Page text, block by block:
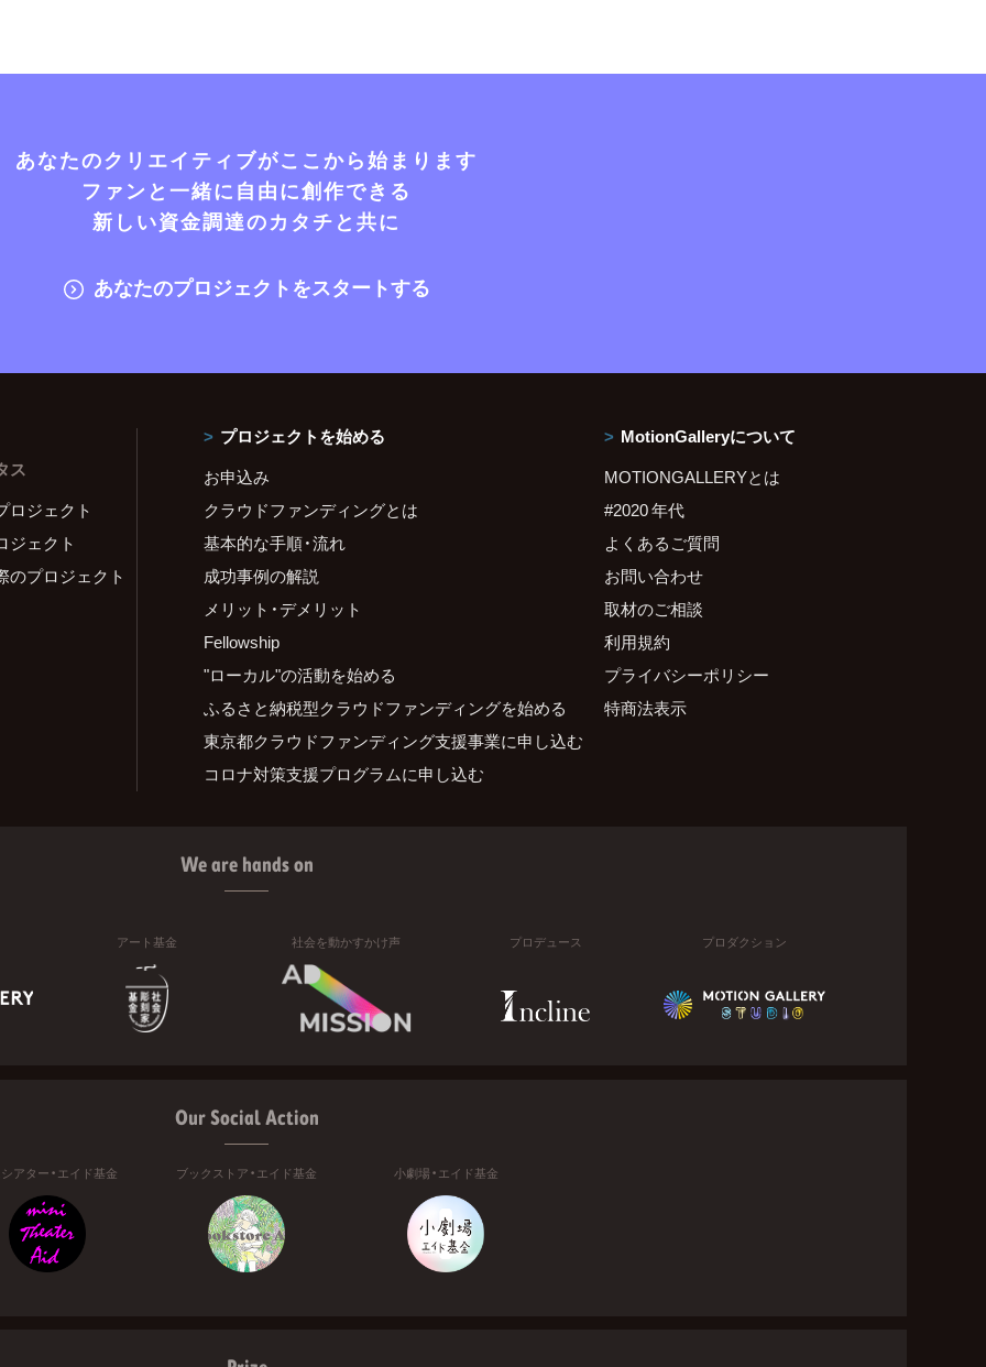
あなたのクリエイティブがここから始まります
ファンと一緒に自由に創作できる
新しい資金調達のカタチと共に
あなたのプロジェクトをスタートする
ス
ロジェクト
ジェクト
のプロジェクト
プロジェクトを始める
お申込み
クラウドファンディングとは
基本的な手順・流れ
成功事例の解説
メリット・デメリット
Fellowship
"ローカル"の活動を始める
ふるさと納税型クラウドファンディングを始める
東京都クラウドファンディング支援事業に申し込む
コロナ対策支援プログラムに申し込む
MotionGalleryについて
MOTIONGALLERYとは
#2020 年代
よくあるご質問
お問い合わせ
取材のご相談
利用規約
プライバシーポリシー
特商法表示
We are hands on
アート基金 社会を動かすかけ声 プロデュース プロダクション
Our Social Action
アター・エイド基金 ブックストア・エイド基金 小劇場・エイド基金